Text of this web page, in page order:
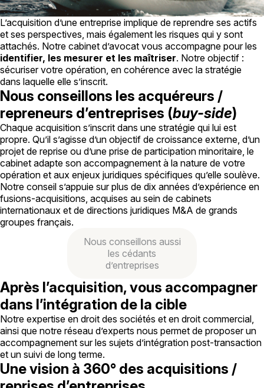
L’acquisition d’une entreprise implique de reprendre ses actifs
et ses perspectives, mais également les risques qui y sont
attachés. Notre cabinet d’avocat vous accompagne pour les
identifier, les mesurer et les maîtriser. Notre objectif :
sécuriser votre opération, en cohérence avec la stratégie
dans laquelle elle s’inscrit.
Nous conseillons les acquéreurs /
repreneurs d’entreprises (buy-side)
Chaque acquisition s’inscrit dans une stratégie qui lui est
propre. Qu’il s’agisse d’un objectif de croissance externe, d’un
projet de reprise ou d’une prise de participation minoritaire, le
cabinet adapte son accompagnement à la nature de votre
opération et aux enjeux juridiques spécifiques qu’elle soulève.
Notre conseil s’appuie sur plus de dix années d’expérience en
fusions-acquisitions, acquises au sein de cabinets
internationaux et de directions juridiques M&A de grands
groupes français.
Nous conseillons aussi
les cédants
d’entreprises
Après l’acquisition, vous accompagner
dans l’intégration de la cible
Notre expertise en droit des sociétés et en droit commercial,
ainsi que notre réseau d’experts nous permet de proposer un
accompagnement sur les sujets d’intégration post-transaction
et un suivi de long terme.
Une vision à 360° des acquisitions /